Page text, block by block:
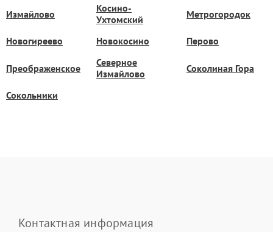
Измайлово
Косино-
Ухтомский
Метрогородок
Новогиреево Новокосино Перово
Преображенское
Северное
Измайлово
Соколиная Гора
Сокольники
Контактная информация